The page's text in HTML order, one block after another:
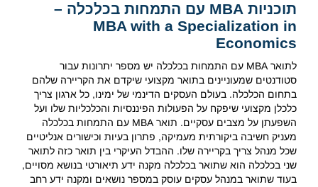
תוכניות MBA עם התמחות בכלכלה –
MBA with a Specialization in
Economics
לתואר MBA עם התמחות בכלכלה יש מספר יתרונות עבור
סטודנטים שמעוניינים בתואר מקצועי שיקדם את הקריירה שלהם
בתחום הכלכלה. בעולם העסקים הדינמי של ימינו, כל ארגון צריך
כלכלן מקצועי שיפקח על הפעולות הפיננסיות והכלכליות שלו ועל
השפעתן על מצבים עסקיים. תואר MBA עם התמחות בכלכלה
מעניק חשיבה ביקורתית מעמיקה, פתרון בעיות וכישורים אנליטיים
שכל מנהל צריך בקריירה שלו. ההבדל העיקרי בין תואר כזה לתואר
שני בכלכלה הוא שתואר בכלכלה מקנה ידע תיאורטי בנושא מסויים,
בעוד שתואר במנהל עסקים עוסק במספר נושאים ומקנה ידע רחב